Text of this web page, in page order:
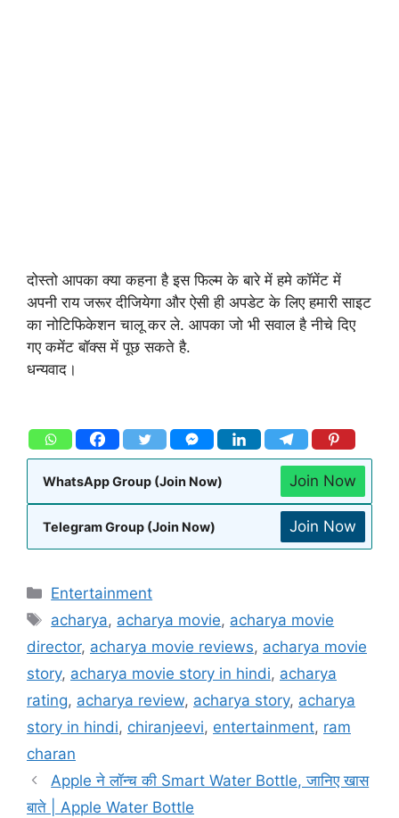
दोस्तो आपका क्या कहना है इस फिल्म के बारे में हमे कॉमेंट में
अपनी राय जरूर दीजियेगा और ऐसी ही अपडेट के लिए हमारी साइट
का नोटिफिकेशन चालू कर ले. आपका जो भी सवाल है नीचे दिए
गए कमेंट बॉक्स में पूछ सकते है.
धन्यवाद।
WhatsApp Group (Join Now) Join Now
Telegram Group (Join Now) Join Now
Entertainment
acharya, acharya movie, acharya movie
director, acharya movie reviews, acharya movie
story, acharya movie story in hindi, acharya
rating, acharya review, acharya story, acharya
story in hindi, chiranjeevi, entertainment, ram
charan
Apple ने लॉन्च की Smart Water Bottle, जानिए खास
बाते | Apple Water Bottle